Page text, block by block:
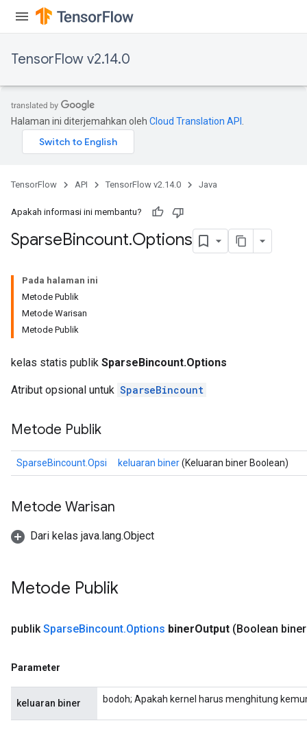
TensorFlow v2.14.0
Halaman ini diterjemahkan oleh Cloud Translation API
TensorFlow API TensorFlow v2.14.0 Java
Apakah informasi ini membantu?
SparseBincount.Options
Pada halaman ini
Metode Publik
Metode Warisan
Metode Publik
kelas statis publik SparseBincount.Options
Atribut opsional untuk SparseBincount
Metode Publik
SparseBincount.Opsi keluaran biner(Keluaran biner Boolean)
Metode Warisan
Dari kelas java.lang.Object
Metode Publik
publikSparseBincount.Options binerOutput (Boolean biner
Parameter
keluaran biner bodoh; Apakah kernel harus menghitung